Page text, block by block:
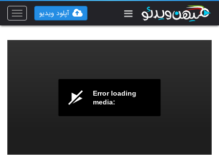
Toggle
آپلود ویدیو
Error loading
media: